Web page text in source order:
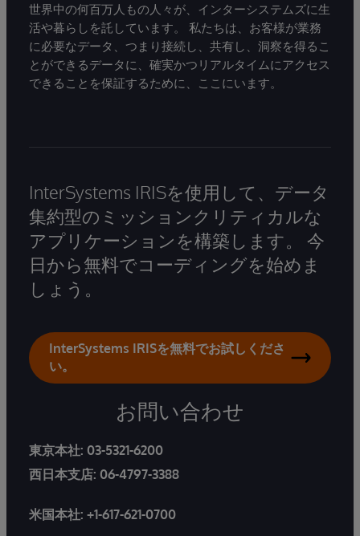
世界中の何百万人もの人々が、インターシステムズに生
活や暮らしを託しています。 私たちは、お客様が業務
に必要なデータ、つまり接続し、共有し、洞察を得るこ
とができるデータに、確実かつリアルタイムにアクセス
できることを保証するために、ここにいます。
InterSystems IRISを使用して、データ
集約型のミッションクリティカルな
アプリケーションを構築します。 今
日から無料でコーディングを始めま
しょう。
InterSystems IRISを無料でお試しくださ
い。
お問い合わせ
東京本社: 03-5321-6200
西日本支店: 06-4797-3388
米国本社: +1-617-621-0700